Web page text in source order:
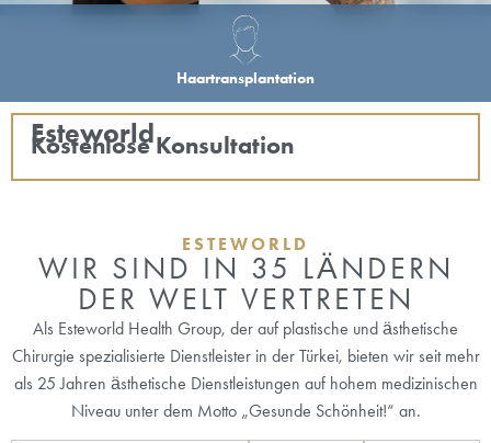
Haartransplantation
Esteworld
Kostenlose Konsultation
ESTEWORLD
WIR SIND IN 35 LÄNDERN
DER WELT VERTRETEN
Als Esteworld Health Group, der auf plastische und ästhetische
Chirurgie spezialisierte Dienstleister in der Türkei, bieten wir seit mehr
als 25 Jahren ästhetische Dienstleistungen auf hohem medizinischen
Niveau unter dem Motto „Gesunde Schönheit!“ an.